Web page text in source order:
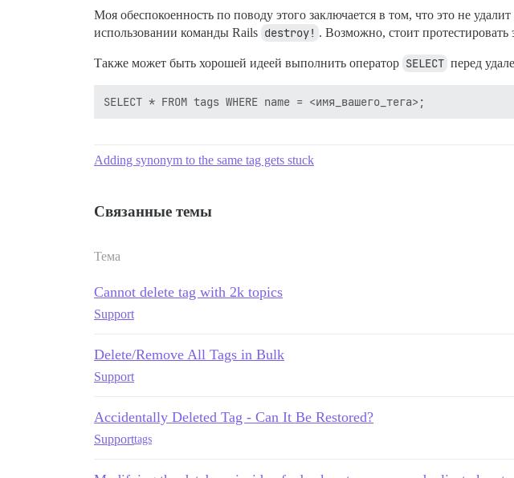
Моя обеспокоенность по поводу этого заключается в том, что это не
использовании команды Rails destroy! . Возможно, стоит протестировать
Также может быть хорошей идеей выполнить оператор SELECT перед
Adding synonym to the same tag gets stuck
Связанные темы
Тема
Cannot delete tag with 2k topics
Support
Delete/Remove All Tags in Bulk
Support
Accidentally Deleted Tag - Can It Be Restored?
Supporttags